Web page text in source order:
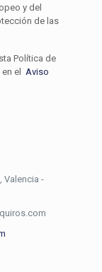
y del
de las
Política de
en elAviso
Valencia -